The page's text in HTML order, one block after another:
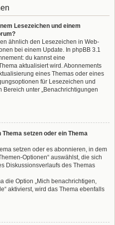
Lesezeichen und einem
ähnlich den Lesezeichen in Web-
bei einem Update. In phpBB 3.1
du kannst eine
aktualisiert wird. Abonnements
eines Themas oder eines
für Lesezeichen und
unter „Benachrichtigungen
setzen oder ein Thema
setzen oder es abonnieren, in dem
Optionen“ auswählst, die sich
Diskussionsverlaufs des Themas
die Option „Mich benachrichtigen,
aktivierst, wird das Thema ebenfalls